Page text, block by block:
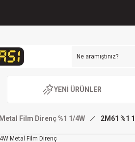
YENİ ÜRÜNLER
Metal Film Direnç %1 1/4W 2M61 %1